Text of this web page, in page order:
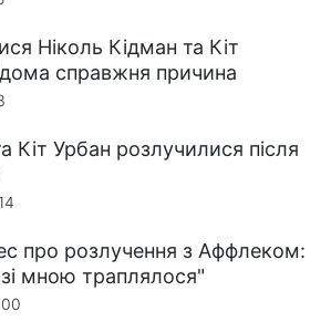
Ніколь Кідман та Кіт
справжня причина
Кіт Урбан розлучилися після
про розлучення з Аффлеком:
мною траплялося"